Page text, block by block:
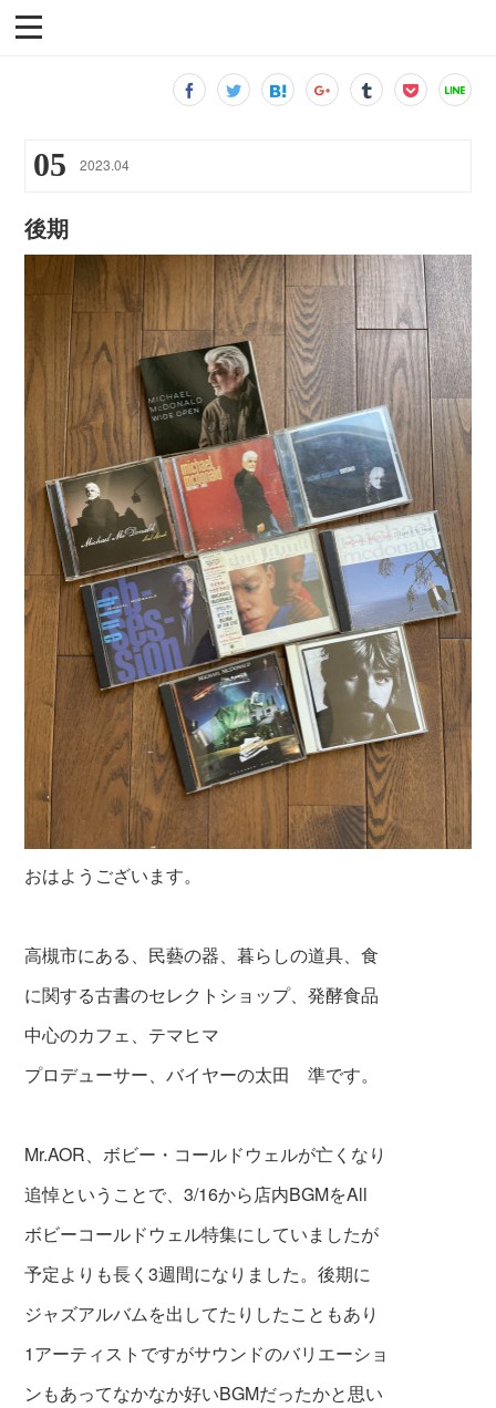
05 2023.04
後期
おはようございます。
高槻市にある、民藝の器、暮らしの道具、食
に関する古書のセレクトショップ、発酵食品
中心のカフェ、テマヒマ
プロデューサー、バイヤーの太田 準です。
Mr.AOR、ボビー・コールドウェルが亡くなり
追悼ということで、3/16から店内BGMをAll
ボビーコールドウェル特集にしていましたが
予定よりも長く3週間になりました。後期に
ジャズアルバムを出してたりしたこともあり
1アーティストですがサウンドのバリエーショ
ンもあってなかなか好いBGMだったかと思い